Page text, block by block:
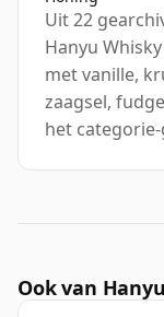
Uit 22
Hanyu
met vanille,
zaagsel,
het
Ook van Hanyu